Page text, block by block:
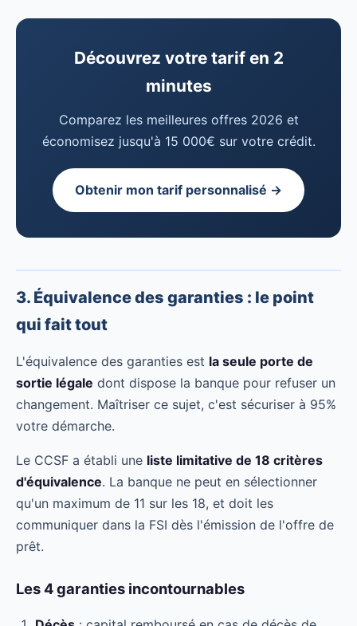
Découvrez votre tarif en 2
minutes
Comparez les meilleures offres 2026 et
économisez jusqu'à 15 000€ sur votre crédit.
Obtenir mon tarif personnalisé →
3. Équivalence des garanties : le point
qui fait tout
L'équivalence des garanties est la seule porte de
sortie légale dont dispose la banque pour refuser un
changement. Maîtriser ce sujet, c'est sécuriser à 95%
votre démarche.
Le CCSF a établi une liste limitative de 18 critères
d'équivalence. La banque ne peut en sélectionner
qu'un maximum de 11 sur les 18, et doit les
communiquer dans la FSI dès l'émission de l'offre de
prêt.
Les 4 garanties incontournables